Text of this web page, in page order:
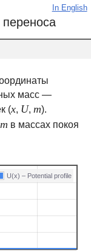
In English
масс —
(x, U, m).
m в массах покоя
U(x) – Potential profile